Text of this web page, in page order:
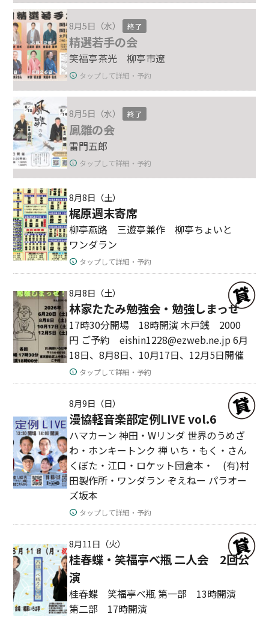
8月5日（水） 終了
精選若手の会
笑福亭茶光 柳亭市遼
タップして詳細・予約
8月5日（水） 終了
鳳雛の会
雷門五郎
タップして詳細・予約
8月8日（土）
梶原週末寄席
柳亭燕路 三遊亭兼作 柳亭ちょいと
ワンダラン
タップして詳細・予約
8月8日（土）
林家たたみ勉強会・勉強しまっせ
17時30分開場 18時開演 木戸銭 2000
円 ご予約 eishin1228@ezweb.ne.jp 6月
18日、8月8日、10月17日、12月5日開催
タップして詳細・予約
8月9日（日）
漫協軽音楽部定例LIVE vol.6
ハマカーン 神田・Wリンダ 世界のうめざ
わ・ホンキートンク 禅 いち・もく・さん
くぼた・江口・ロケット団倉本・ (有)村
田製作所・ワンダラン ぞえねー パラオー
ズ坂本
タップして詳細・予約
8月11日（火）
桂春蝶・笑福亭べ瓶 二人会 2回公
演
桂春蝶 笑福亭べ瓶 第一部 13時開演
第二部 17時開演